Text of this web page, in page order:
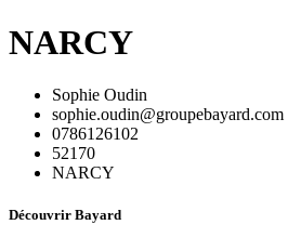
NARCY
Sophie Oudin
sophie.oudin@groupebayard.com
0786126102
52170
NARCY
Découvrir Bayard